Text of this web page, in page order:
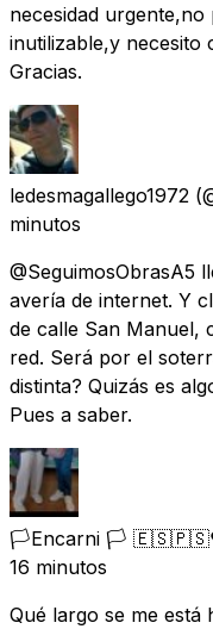
necesidad
inutilizable,y necesito
Gracias.
ledesmagallego1972
minutos
@SeguimosObrasA5
avería de internet. Y
de calle San Manuel,
red. Será por el
distinta? Quizás es
Pues a saber.
🏳️Encarni 🏳️
16 minutos
Qué largo se me